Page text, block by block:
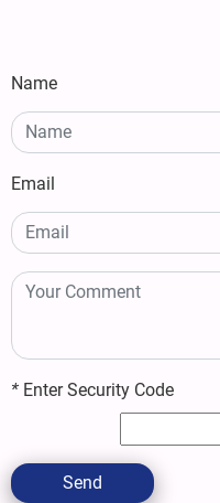
Name
Email
* Enter Security Code
Send